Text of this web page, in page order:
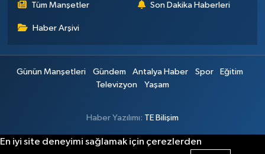
Tüm Manşetler Son Dakika Haberleri
Haber Arşivi
Günün Manşetleri Gündem Antalya Haber Spor
Eğitim
Televizyon
Yaşam
Haber Yazılımı: TE Bilişim
En iyi site deneyimi sağlamak için çerezlerden